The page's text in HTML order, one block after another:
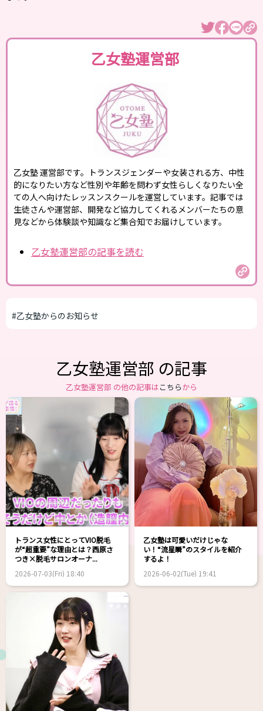
乙女塾運営部
乙女塾 運営部です。トランスジェンダーや女装される方、中性
的になりたい方など性別や年齢を問わず女性らしくなりたい全
ての人へ向けたレッスンスクールを運営しています。記事では
生徒さんや運営部、開発など協力してくれるメンバーたちの意
見などから体験談や知識など集合知でお届けしています。
乙女塾運営部の記事を読む
#乙女塾からのお知らせ
乙女塾運営部 の記事
乙女塾運営部 の他の記事はこちらから
トランス女性にとってVIO脱毛
が“超重要”な理由とは？西原さ
つき×脱毛サロンオーナ...
2026-07-03(Fri) 18:40
乙女塾は可愛いだけじゃな
い！“流星瞬”のスタイルを紹介
するよ！
2026-06-02(Tue) 19:41